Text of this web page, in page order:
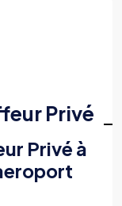
Privé
Privé à